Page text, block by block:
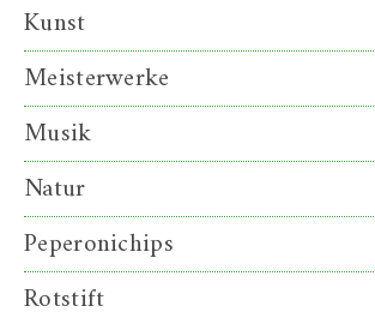
Kunst
Meisterwerke
Musik
Natur
Peperonichips
Rotstift